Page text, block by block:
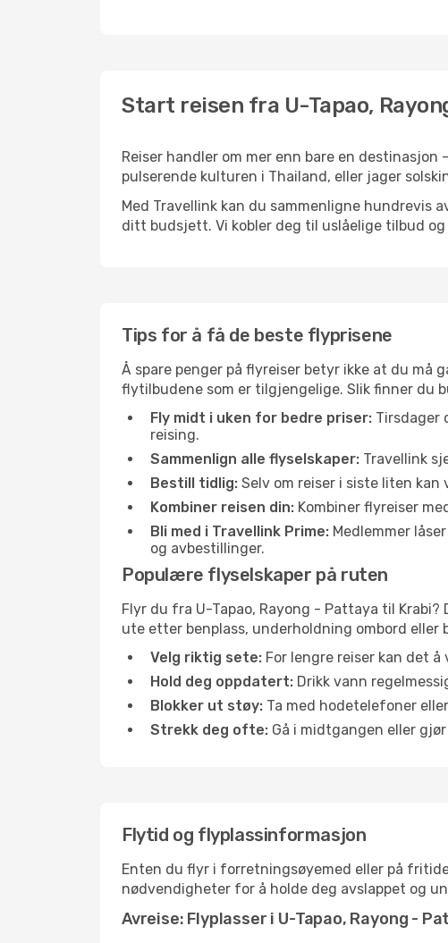
Start reisen fra U-Tapao,
Reiser handler om mer enn bare en
pulserende kulturen i Thailand, eller jager
Med Travellink kan du sammenligne hundrevis
ditt budsjett. Vi kobler deg til uslåelige tilbud
Tips for å få de beste flyprisene
Å spare penger på flyreiser betyr ikke at du må
flytilbudene som er tilgjengelige. Slik finner du
Fly midt i uken for bedre priser: Tirsdager
reising.
Sammenlign alle flyselskaper: Travellink
Bestill tidlig: Selv om reiser i siste liten
Kombiner reisen din: Kombiner flyreiser
Bli med i Travellink Prime: Medlemmer
og avbestillinger.
Populære flyselskaper på ruten
Flyr du fra U-Tapao, Rayong - Pattaya til
ute etter benplass, underholdning ombord eller
Velg riktig sete: For lengre reiser kan det
Hold deg oppdatert: Drikk vann
Blokker ut støy: Ta med hodetelefoner
Strekk deg ofte: Gå i midtgangen eller
Flytid og flyplassinformasjon
Enten du flyr i forretningsøyemed eller på
nødvendigheter for å holde deg avslappet og
Avreise: Flyplasser i U-Tapao, Rayong -